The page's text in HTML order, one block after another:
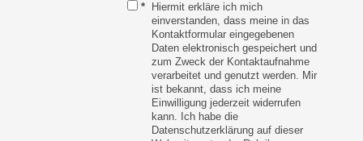
*
Hiermit erkläre ich mich
einverstanden, dass meine in das
Kontaktformular eingegebenen
Daten elektronisch gespeichert und
zum Zweck der Kontaktaufnahme
verarbeitet und genutzt werden. Mir
ist bekannt, dass ich meine
Einwilligung jederzeit widerrufen
kann. Ich habe die
Datenschutzerklärung auf dieser